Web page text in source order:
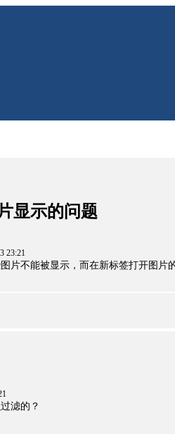
显示的问题
23:21
片不能被显示，而在新标签打开图片
滤的？